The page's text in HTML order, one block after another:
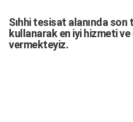
Sıhhi tesisat alanında
kullanarak en iyi hizmeti
vermekteyiz.